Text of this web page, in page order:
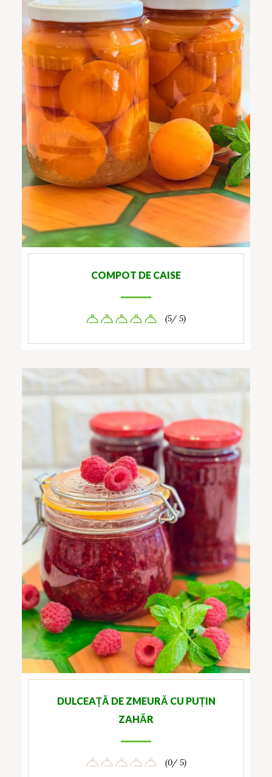
COMPOT DE CAISE
(5/ 5)
DULCEAȚĂ DE ZMEURĂ CU PUȚIN
ZAHĂR
(0/ 5)